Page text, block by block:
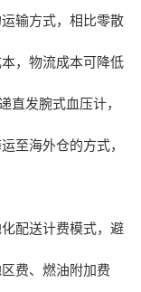
输方式，相比零散
，物流成本可降低
直发腕式血压计，
至海外仓的方式，
配送计费模式，避
费、燃油附加费